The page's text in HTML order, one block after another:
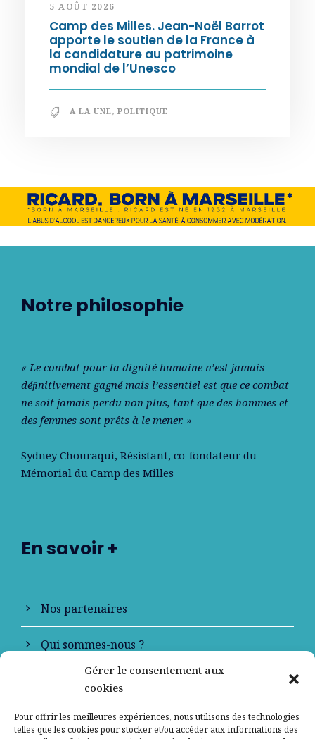
Gérer le consentement aux
cookies
Pour offrir les meilleures expériences, nous utilisons des technologies
telles que les cookies pour stocker et/ou accéder aux informations des
5 AOÛT 2026
Camp des Milles. Jean-Noël Barrot
apporte le soutien de la France à
la candidature au patrimoine
mondial de l’Unesco
A LA UNE, POLITIQUE
Notre philosophie
« Le combat pour la dignité humaine n’est jamais
déﬁnitivement gagné mais l’essentiel est que ce combat
ne soit jamais perdu non plus, tant que des hommes et
des femmes sont prêts à le mener. »
Sydney Chouraqui, Résistant, co-fondateur du
Mémorial du Camp des Milles
En savoir +
Nos partenaires
Qui sommes-nous ?
Contactez-nous
Mentions légales